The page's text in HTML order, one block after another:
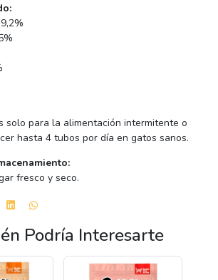
solo para la alimentación intermitente o
hasta 4 tubos por día en gatos sanos.
fresco y seco.
Podría Interesarte